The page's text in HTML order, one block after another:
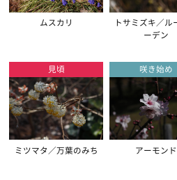
ムスカリ
トサミズキ／ル
ーデン
見頃
ミツマタ／万葉のみち
咲き始め
アーモンド